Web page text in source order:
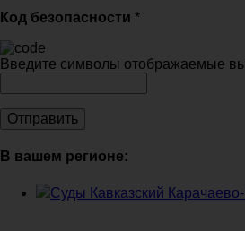
Код безопасности *
Введите символы отображаемые
В вашем регионе:
Суды Кавказский